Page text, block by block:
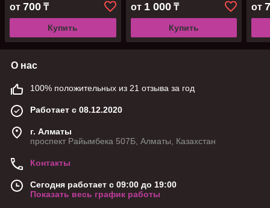
от 700 ₸
Купить
от 1 000₸
Купить
от
О нас
100% положительных из 21 отзыва за год
Работает с 08.12.2020
г. Алматы
проспект Райымбека 507Б, Алматы, Казахстан
Контакты
Сегодня работает с 09:00 до 19:00
Показать весь график работы